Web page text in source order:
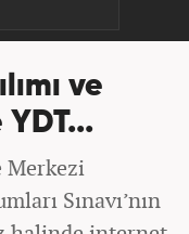
ve
Merkezi
Sınavı’nın